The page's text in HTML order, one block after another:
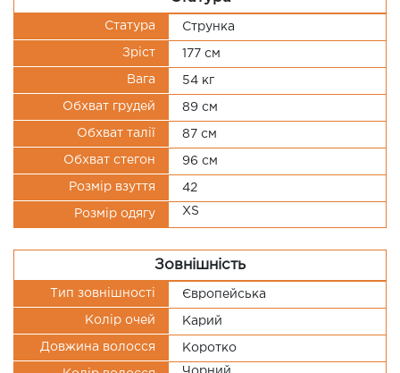
Статура Струнка
Зріст 177 см
Вага 54 кг
Обхват грудей 89 см
Обхват талії 87 см
Обхват стегон 96 см
Розмір взуття 42
Розмір одягу XS
Зовнішність
Тип зовнішності Європейська
Колір очей Карий
Довжина волосся Коротко